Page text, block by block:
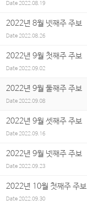
Date2022.08.19
2022년 8월 넷째주 주보
Date2022.08.26
2022년 9월 첫째주 주보
Date2022.09.02
2022년 9월 둘째주 주보
Date 2022.09.08
2022년 9월 셋째주 주보
Date2022.09.16
2022년 9월 넷째주 주보
Date2022.09.23
2022년 10월 첫째주 주보
Date2022.09.30